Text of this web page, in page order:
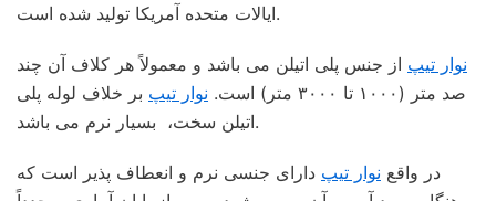
ایالات متحده آمریکا تولید شده است.
نوار تیپ از جنس پلی اتیلن می باشد و معمولاً هر کلاف آن چند
صد متر (۱۰۰۰ تا ۳۰۰۰ متر) است.
نوار تیپ بر خلاف لوله پلی
اتیلن سخت، بسیار نرم می باشد.
در واقع نوار تیپ دارای جنسی نرم و انعطاف پذیر است که